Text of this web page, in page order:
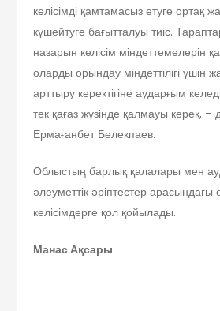
келісімді қамтамасыз етуге ортақ
күшейтуге бағытталуы тиіс.
назарын келісім міндеттемелерін
оларды орындау міндеттілігі үшін
арттыру керектігіне аударғым
тек қағаз жүзінде қалмауы керек, –
Ермағанбет Бөлекпаев.
Облыстың барлық қалалары мен
әлеуметтік әріптестер
келісімдерге қол қойылады.
Манас Ақсары